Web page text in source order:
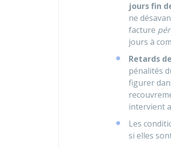
jours fin
ne
facture
jours à
Retards
pénalités
figurer
intervient
Les
si elles